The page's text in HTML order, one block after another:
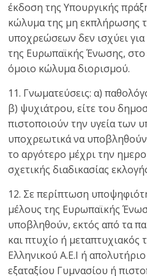
έκδοση της Υπουργικής
κώλυμα της μη εκπλήρωσης
υποχρεώσεων δεν ισχύει
της Ευρωπαϊκής Ένωσης,
όμοιο κώλυμα διορισμού.
11. Γνωματεύσεις: α)
β) ψυχιάτρου, είτε του
πιστοποιούν την υγεία των
υποχρεωτικά να
το αργότερο μέχρι την
σχετικής διαδικασίας
12. Σε περίπτωση
μέλους της Ευρωπαϊκής
υποβληθούν, εκτός από τα
και πτυχίο ή μεταπτυχιακός
Ελληνικού Α.Ε.Ι ή
εξαταξίου Γυμνασίου ή